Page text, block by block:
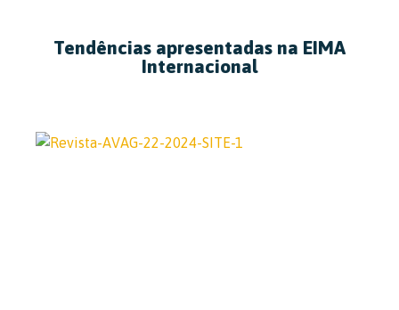
Tendências apresentadas na EIMA
Internacional